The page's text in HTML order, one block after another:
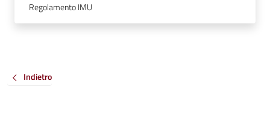
Regolamento IMU
Indietro